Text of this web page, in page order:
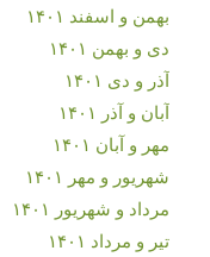
بهمن و اسفند ۱۴۰۱
دی و بهمن ۱۴۰۱
آذر و دی ۱۴۰۱
آبان و آذر ۱۴۰۱
مهر و آبان ۱۴۰۱
شهریور و مهر ۱۴۰۱
مرداد و شهریور ۱۴۰۱
تیر و مرداد ۱۴۰۱